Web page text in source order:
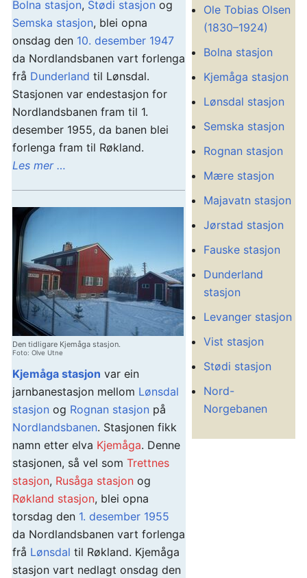
Bolna stasjon, Stødi stasjon og
Semska stasjon, blei opna
onsdag den 10. desember 1947
da Nordlandsbanen vart forlenga
frå Dunderland til Lønsdal.
Stasjonen var endestasjon for
Nordlandsbanen fram til 1.
desember 1955, da banen blei
forlenga fram til Røkland.
Les mer …
Den tidligare Kjemåga stasjon.
Foto: Olve Utne
Kjemåga stasjon var ein
jarnbanestasjon mellom Lønsdal
stasjon og Rognan stasjon på
Nordlandsbanen. Stasjonen fikk
namn etter elva Kjemåga. Denne
stasjonen, så vel som Trettnes
stasjon, Rusåga stasjon og
Røkland stasjon, blei opna
torsdag den 1. desember 1955
da Nordlandsbanen vart forlenga
frå Lønsdal til Røkland. Kjemåga
stasjon vart nedlagt onsdag den
Ole Tobias Olsen
(1830–1924)
Bolna stasjon
Kjemåga stasjon
Lønsdal stasjon
Semska stasjon
Rognan stasjon
Mære stasjon
Majavatn stasjon
Jørstad stasjon
Fauske stasjon
Dunderland
stasjon
Levanger stasjon
Vist stasjon
Stødi stasjon
Nord-
Norgebanen